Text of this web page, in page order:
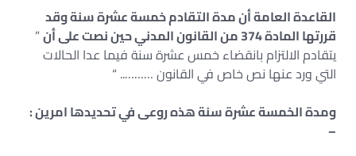
القاعدة العامة أن مدة التقادم خمسة عشرة سنة وقد
قررتها المادة 374 من القانون المدني حين نصت على أن
”
يتقادم الالتزام بانقضاء خمس عشرة سنة فيما عدا الحالات
التي ورد عنها نص خاص في القانون ……….. “
ومدة الخمسة عشرة سنة هذه روعى في تحديدها امرين :
–